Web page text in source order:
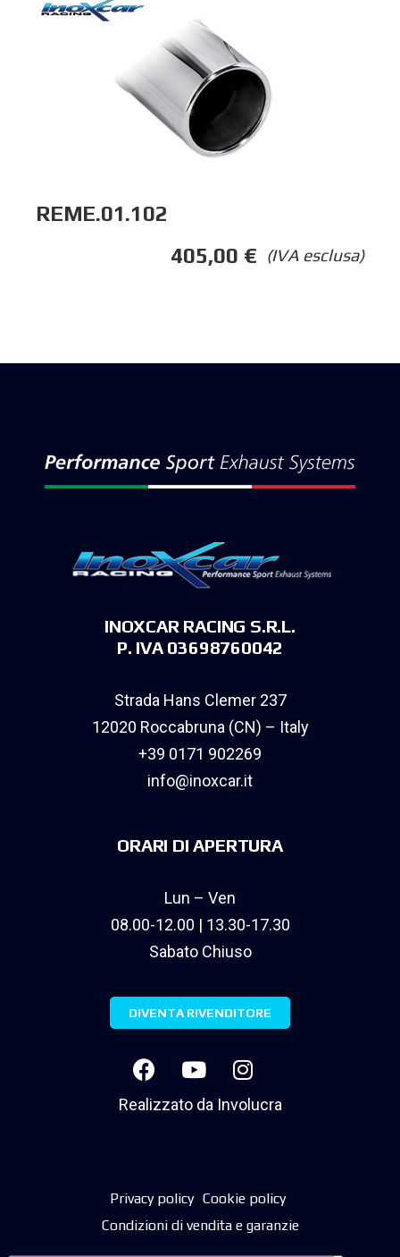
REME.01.102
(IVA esclusa)
405,00 €
INOXCAR RACING S.R.L.
P. IVA 03698760042
Strada Hans Clemer 237
12020 Roccabruna (CN) – Italy
+39 0171 902269
info@inoxcar.it
ORARI DI APERTURA
Lun – Ven
08.00-12.00 | 13.30-17.30
Sabato Chiuso
DIVENTA RIVENDITORE
Realizzato da Involucra
Privacy policy Cookie policy
Condizioni di vendita e garanzie